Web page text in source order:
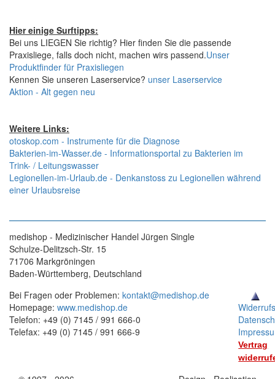
Hier einige Surftipps:
Bei uns LIEGEN Sie richtig? Hier finden Sie die passende
Praxisliege, falls doch nicht, machen wirs passend.Unser
Produktfinder für Praxisliegen
Kennen Sie unseren Laserservice? unser Laserservice
Aktion - Alt gegen neu
Weitere Links:
otoskop.com - Instrumente für die Diagnose
Bakterien-im-Wasser.de - Informationsportal zu Bakterien im
Trink- / Leitungswasser
Legionellen-im-Urlaub.de - Denkanstoss zu Legionellen während
einer Urlaubsreise
medishop - Medizinischer Handel Jürgen Single
Schulze-Delitzsch-Str. 15
71706 Markgröningen
Baden-Württemberg, Deutschland
Bei Fragen oder Problemen: kontakt@medishop.de
Homepage: www.medishop.de
Telefon: +49 (0) 7145 / 991 666-0
Telefax: +49 (0) 7145 / 991 666-9
Vertrag